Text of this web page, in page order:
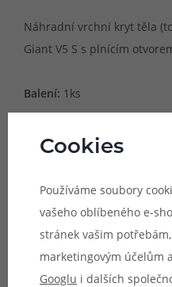
Náhradní vrchní kryt těla
Giant V5 S s plnícím
Balení: 1ks
Zeptejte se (0)
Cookies
Používáme soubory
vašeho oblíbeného e-
stránek vašim
marketingovým účelům
Googlu i dalších